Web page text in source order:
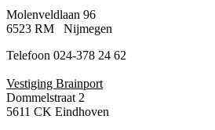
Molenveldlaan 96
6523 RM Nijmegen
Telefoon 024-378 24 62
Vestiging Brainport
Dommelstraat 2
5611 CK Eindhoven